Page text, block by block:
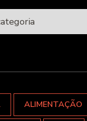
ALIMENTAÇÃO